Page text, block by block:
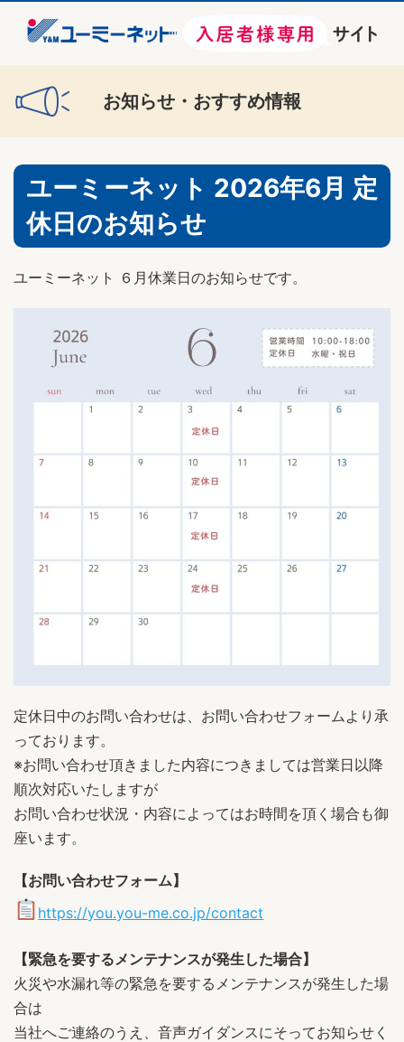
お知らせ・おすすめ情報
ユーミーネット 2026年6月 定
休日のお知らせ
ユーミーネット ６月休業日のお知らせです。
定休日中のお問い合わせは、お問い合わせフォームより承
っております。
※お問い合わせ頂きました内容につきましては営業日以降
順次対応いたしますが
お問い合わせ状況・内容によってはお時間を頂く場合も御
座います。
【お問い合わせフォーム】
https://you.you-me.co.jp/contact
【緊急を要するメンテナンスが発生した場合】
火災や水漏れ等の緊急を要するメンテナンスが発生した場
合は
当社へご連絡のうえ、音声ガイダンスにそってお知らせく